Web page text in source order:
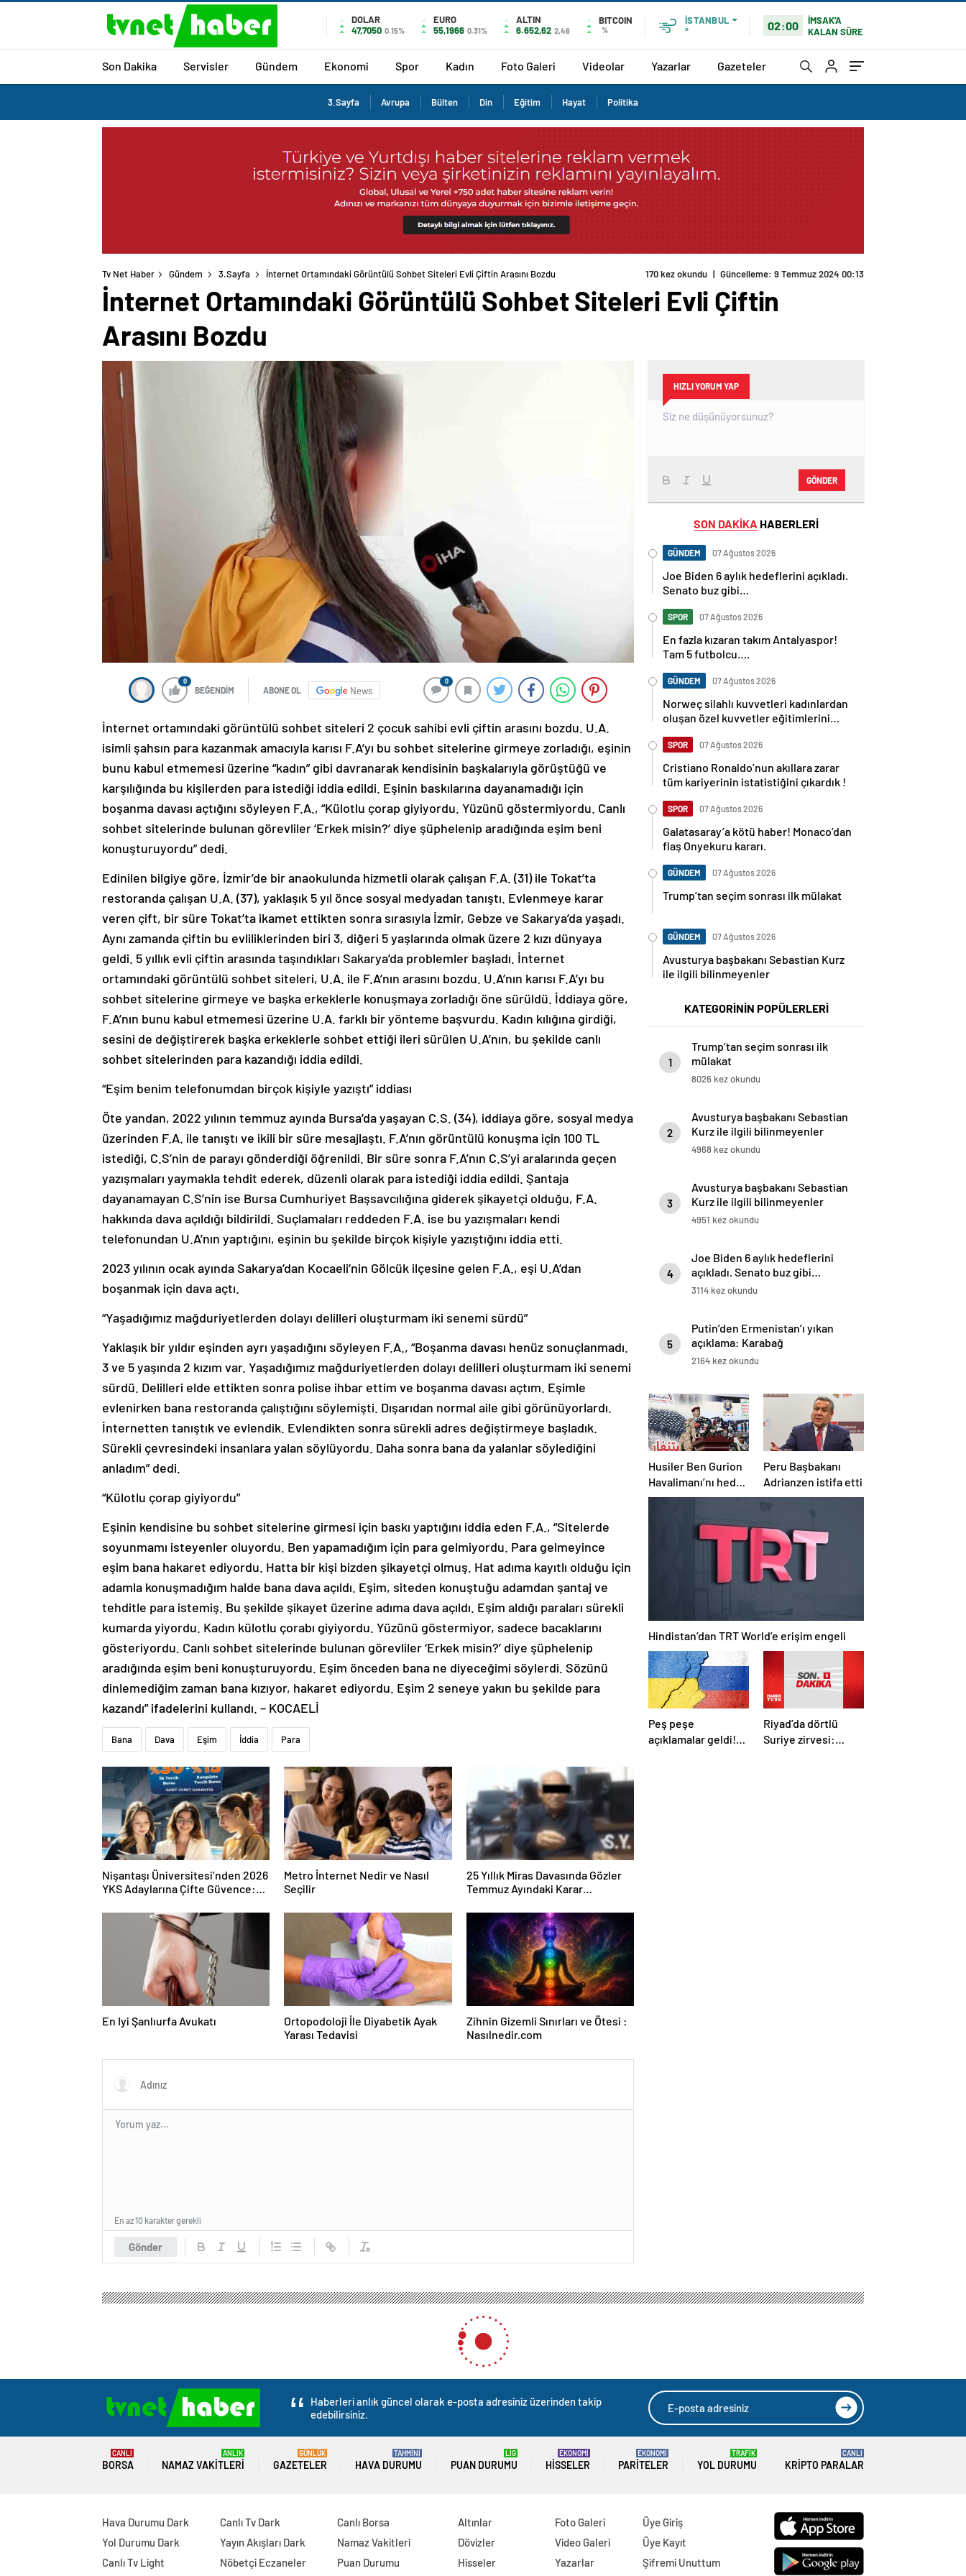
DOLAR
47,7050 0.15%
EURO
55,1966 0.31%
ALTIN
6.652,62 2,46
BITCOIN
%
İSTANBUL
°
02:00
İMSAK'A
KALAN SÜRE
Son Dakika Servisler Gündem Ekonomi Spor Kadın Foto Galeri Videolar Yazarlar Gazeteler
3.Sayfa Avrupa Bülten Din Eğitim Hayat Politika
Tv Net Haber Gündem 3.Sayfa İnternet Ortamındaki Görüntülü Sohbet Siteleri Evli Çiftin Arasını Bozdu 170 kez okundu | Güncelleme: 9 Temmuz 2024 00:13
İnternet Ortamındaki Görüntülü Sohbet Siteleri Evli Çiftin
Arasını Bozdu
0
BEĞENDİM ABONE OL News
0
İnternet ortamındaki görüntülü sohbet siteleri 2 çocuk sahibi evli çiftin arasını bozdu. U.A.
isimli şahsın para kazanmak amacıyla karısı F.A’yı bu sohbet sitelerine girmeye zorladığı, eşinin
bunu kabul etmemesi üzerine “kadın” gibi davranarak kendisinin başkalarıyla görüştüğü ve
karşılığında bu kişilerden para istediği iddia edildi. Eşinin baskılarına dayanamadığı için
boşanma davası açtığını söyleyen F.A., “Külotlu çorap giyiyordu. Yüzünü göstermiyordu. Canlı
sohbet sitelerinde bulunan görevliler ‘Erkek misin?’ diye şüphelenip aradığında eşim beni
konuşturuyordu” dedi.
Edinilen bilgiye göre, İzmir’de bir anaokulunda hizmetli olarak çalışan F.A. (31) ile Tokat’ta
restoranda çalışan U.A. (37), yaklaşık 5 yıl önce sosyal medyadan tanıştı. Evlenmeye karar
veren çift, bir süre Tokat’ta ikamet ettikten sonra sırasıyla İzmir, Gebze ve Sakarya’da yaşadı.
Aynı zamanda çiftin bu evliliklerinden biri 3, diğeri 5 yaşlarında olmak üzere 2 kızı dünyaya
geldi. 5 yıllık evli çiftin arasında taşındıkları Sakarya’da problemler başladı. İnternet
ortamındaki görüntülü sohbet siteleri, U.A. ile F.A’nın arasını bozdu. U.A’nın karısı F.A’yı bu
sohbet sitelerine girmeye ve başka erkeklerle konuşmaya zorladığı öne sürüldü. İddiaya göre,
F.A’nın bunu kabul etmemesi üzerine U.A. farklı bir yönteme başvurdu. Kadın kılığına girdiği,
sesini de değiştirerek başka erkeklerle sohbet ettiği ileri sürülen U.A’nın, bu şekilde canlı
sohbet sitelerinden para kazandığı iddia edildi.
“Eşim benim telefonumdan birçok kişiyle yazıştı” iddiası
Öte yandan, 2022 yılının temmuz ayında Bursa’da yaşayan C.S. (34), iddiaya göre, sosyal medya
üzerinden F.A. ile tanıştı ve ikili bir süre mesajlaştı. F.A’nın görüntülü konuşma için 100 TL
istediği, C.S’nin de parayı gönderdiği öğrenildi. Bir süre sonra F.A’nın C.S’yi aralarında geçen
yazışmaları yaymakla tehdit ederek, düzenli olarak para istediği iddia edildi. Şantaja
dayanamayan C.S’nin ise Bursa Cumhuriyet Başsavcılığına giderek şikayetçi olduğu, F.A.
hakkında dava açıldığı bildirildi. Suçlamaları reddeden F.A. ise bu yazışmaları kendi
telefonundan U.A’nın yaptığını, eşinin bu şekilde birçok kişiyle yazıştığını iddia etti.
2023 yılının ocak ayında Sakarya’dan Kocaeli’nin Gölcük ilçesine gelen F.A., eşi U.A’dan
boşanmak için dava açtı.
“Yaşadığımız mağduriyetlerden dolayı delilleri oluşturmam iki senemi sürdü”
Yaklaşık bir yıldır eşinden ayrı yaşadığını söyleyen F.A., “Boşanma davası henüz sonuçlanmadı.
3 ve 5 yaşında 2 kızım var. Yaşadığımız mağduriyetlerden dolayı delilleri oluşturmam iki senemi
sürdü. Delilleri elde ettikten sonra polise ihbar ettim ve boşanma davası açtım. Eşimle
evlenirken bana restoranda çalıştığını söylemişti. Dışarıdan normal aile gibi görünüyorlardı.
İnternetten tanıştık ve evlendik. Evlendikten sonra sürekli adres değiştirmeye başladık.
Sürekli çevresindeki insanlara yalan söylüyordu. Daha sonra bana da yalanlar söylediğini
anladım” dedi.
“Külotlu çorap giyiyordu”
Eşinin kendisine bu sohbet sitelerine girmesi için baskı yaptığını iddia eden F.A., “Sitelerde
soyunmamı isteyenler oluyordu. Ben yapamadığım için para gelmiyordu. Para gelmeyince
eşim bana hakaret ediyordu. Hatta bir kişi bizden şikayetçi olmuş. Hat adıma kayıtlı olduğu için
adamla konuşmadığım halde bana dava açıldı. Eşim, siteden konuştuğu adamdan şantaj ve
tehditle para istemiş. Bu şekilde şikayet üzerine adıma dava açıldı. Eşim aldığı paraları sürekli
kumarda yiyordu. Kadın külotlu çorabı giyiyordu. Yüzünü göstermiyor, sadece bacaklarını
gösteriyordu. Canlı sohbet sitelerinde bulunan görevliler ‘Erkek misin?’ diye şüphelenip
aradığında eşim beni konuşturuyordu. Eşim önceden bana ne diyeceğimi söylerdi. Sözünü
dinlemediğim zaman bana kızıyor, hakaret ediyordu. Eşim 2 seneye yakın bu şekilde para
kazandı” ifadelerini kullandı. – KOCAELİ
Bana Dava Eşim İddia Para
Nişantaşı Üniversitesi’nden 2026
YKS Adaylarına Çifte Güvence:
Metro İnternet Nedir ve Nasıl
Seçilir
25 Yıllık Miras Davasında Gözler
Temmuz Ayındaki Karar
En Iyi Şanlıurfa Avukatı
Ortopodoloji İle Diyabetik Ayak
Yarası Tedavisi
Zihnin Gizemli Sınırları ve Ötesi :
Nasılnedir.com
Gönder
En az 10 karakter gerekli
HIZLI YORUM YAP
GÖNDER
SON DAKİKA HABERLERİ
GÜNDEM 07 Ağustos 2026
Joe Biden 6 aylık hedeflerini açıkladı.
Senato buz gibi…
SPOR 07 Ağustos 2026
En fazla kızaran takım Antalyaspor!
Tam 5 futbolcu….
GÜNDEM 07 Ağustos 2026
Norweç silahlı kuvvetleri kadınlardan
oluşan özel kuvvetler eğitimlerini
SPOR 07 Ağustos 2026
Cristiano Ronaldo’nun akıllara zarar
tüm kariyerinin istatistiğini çıkardık !
SPOR 07 Ağustos 2026
Galatasaray’a kötü haber! Monaco’dan
flaş Onyekuru kararı.
GÜNDEM 07 Ağustos 2026
Trump’tan seçim sonrası ilk mülakat
GÜNDEM 07 Ağustos 2026
Avusturya başbakanı Sebastian Kurz
ile ilgili bilinmeyenler
KATEGORİNİN POPÜLERLERİ
1
Trump’tan seçim sonrası ilk
mülakat
8026 kez okundu
2
Avusturya başbakanı Sebastian
Kurz ile ilgili bilinmeyenler
4968 kez okundu
3
Avusturya başbakanı Sebastian
Kurz ile ilgili bilinmeyenler
4951 kez okundu
4
Joe Biden 6 aylık hedeflerini
açıkladı. Senato buz gibi…
3114 kez okundu
5
Putin’den Ermenistan’ı yıkan
açıklama: Karabağ
Azerbaycan’ın ayrılmaz bir
2164 kez okundu
Husiler Ben Gurion
Havalimanı’nı hedef
aldı
Peru Başbakanı
Adrianzen istifa etti
Hindistan’dan TRT World’e erişim engeli
Peş peşe
açıklamalar geldi!
Riyad’da dörtlü
Suriye zirvesi:
Haberleri anlık güncel olarak e-posta adresiniz üzerinden takip
edebilirsiniz.
BORSA
CANLI
NAMAZ VAKITLERI
ANLIK
GAZETELER
GÜNLÜK
HAVA DURUMU
TAHMİNİ
PUAN DURUMU
LİG
HISSELER
EKONOMİ
PARITELER
EKONOMİ
YOL DURUMU
TRAFİK
KRIPTO PARALAR
CANLI
Hava Durumu Dark
Yol Durumu Dark
Canlı Tv Light
Canlı Tv Dark
Yayın Akışları Dark
Nöbetçi Eczaneler
Canlı Borsa
Namaz Vakitleri
Puan Durumu
Altınlar
Dövizler
Hisseler
Foto Galeri
Video Galeri
Yazarlar
Üye Giriş
Üye Kayıt
Şifremi Unuttum